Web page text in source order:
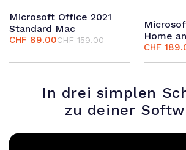
Microsoft Office 2021
Standard Mac
CHF159.00
Ursprünglicher
CHF 89.00
Aktueller
Home
Preis
CHF
CHF
Aktueller
Preis
CHF
In drei simplen
zu deiner